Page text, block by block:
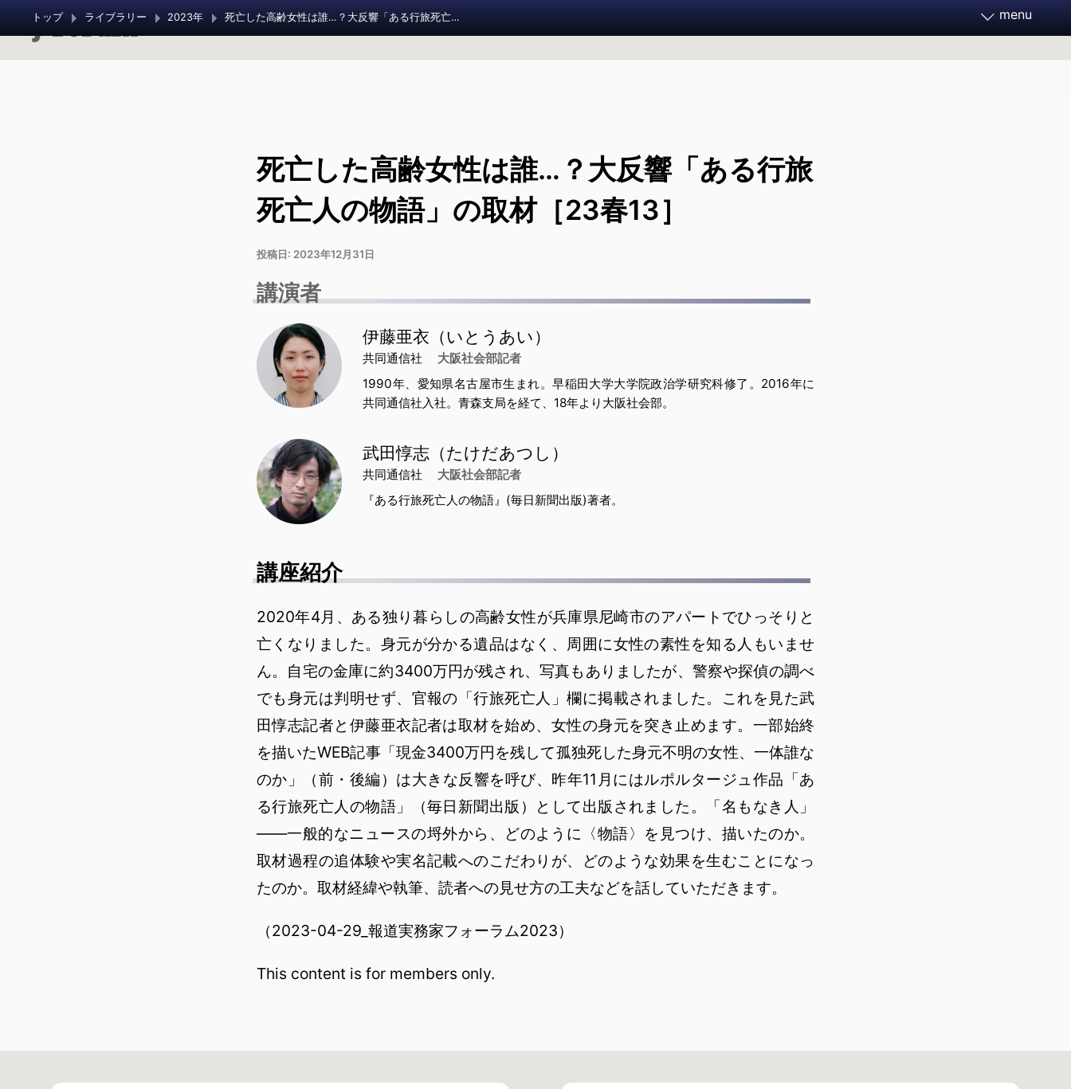
トップ ライブラリー 2023年 死亡した高齢女性は誰…？大反響「ある行旅死亡人の物語」の取材［23春13］ menu
お知らせ フォーラムとは
調査報道大賞 2026
死亡した高齢女性は誰…？大反響「ある行旅
死亡人の物語」の取材［23春13］
投稿日: 2023年12月31日
講演者
伊藤亜衣（いとうあい）
共同通信社
大阪社会部記者
1990年、愛知県名古屋市生まれ。早稲田大学大学院政治学研究科修了。2016年に
共同通信社入社。青森支局を経て、18年より大阪社会部。
武田惇志（たけだあつし）
共同通信社
大阪社会部記者
『ある行旅死亡人の物語』(毎日新聞出版)著者。
講座紹介
2020年4月、ある独り暮らしの高齢女性が兵庫県尼崎市のアパートでひっそりと
亡くなりました。身元が分かる遺品はなく、周囲に女性の素性を知る人もいませ
ん。自宅の金庫に約3400万円が残され、写真もありましたが、警察や探偵の調べ
でも身元は判明せず、官報の「行旅死亡人」欄に掲載されました。これを見た武
田惇志記者と伊藤亜衣記者は取材を始め、女性の身元を突き止めます。一部始終
を描いたWEB記事「現金3400万円を残して孤独死した身元不明の女性、一体誰な
のか」（前・後編）は大きな反響を呼び、昨年11月にはルポルタージュ作品「あ
る行旅死亡人の物語」（毎日新聞出版）として出版されました。「名もなき人」
——一般的なニュースの埒外から、どのように〈物語〉を見つけ、描いたのか。
取材過程の追体験や実名記載へのこだわりが、どのような効果を生むことになっ
たのか。取材経緯や執筆、読者への見せ方の工夫などを話していただきます。
（2023-04-29_報道実務家フォーラム2023）
This content is for members only.